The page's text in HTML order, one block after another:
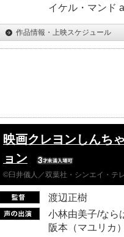
イケル・マンド
作品情報・上映スケジュール
映画クレヨンしんち
ョン
©臼井儀人／双葉社・シンエイ・テ
渡辺正樹
小林由美子/なら
阪本（マユリカ